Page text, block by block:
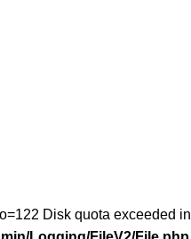
Disk quota exceeded in